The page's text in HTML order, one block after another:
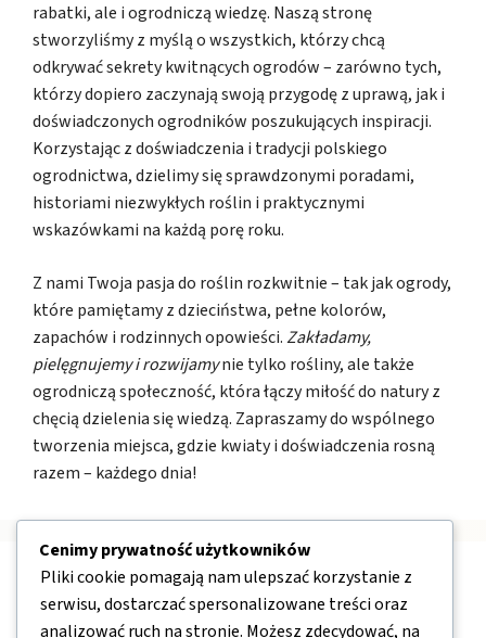
rabatki, ale i ogrodniczą wiedzę. Naszą stronę
stworzyliśmy z myślą o wszystkich, którzy chcą
odkrywać sekrety kwitnących ogrodów – zarówno tych,
którzy dopiero zaczynają swoją przygodę z uprawą, jak i
doświadczonych ogrodników poszukujących inspiracji.
Korzystając z doświadczenia i tradycji polskiego
ogrodnictwa, dzielimy się sprawdzonymi poradami,
historiami niezwykłych roślin i praktycznymi
wskazówkami na każdą porę roku.
Z nami Twoja pasja do roślin rozkwitnie – tak jak ogrody,
które pamiętamy z dzieciństwa, pełne kolorów,
zapachów i rodzinnych opowieści.Zakładamy,
pielęgnujemy i rozwijamynie tylko rośliny, ale także
ogrodniczą społeczność, która łączy miłość do natury z
chęcią dzielenia się wiedzą. Zapraszamy do wspólnego
tworzenia miejsca, gdzie kwiaty i doświadczenia rosną
razem – każdego dnia!
Nawigacja
Cenimy prywatność użytkowników
Pliki cookie pomagają nam ulepszać korzystanie z
serwisu, dostarczać spersonalizowane treści oraz
analizować ruch na stronie. Możesz zdecydować, na